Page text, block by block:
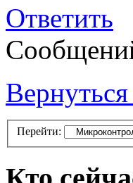
Ответить
Перейти: